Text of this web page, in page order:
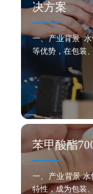
决方案
一、产业背景
等优势，在包装
苯甲酸酯
一、产业背景
特性，成为包装